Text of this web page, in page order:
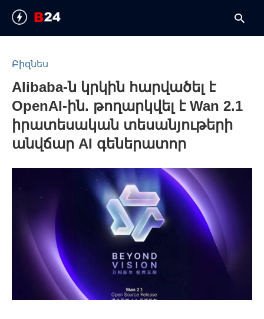
Բիզնես
Alibaba-ն կրկին հարվածել է
OpenAI-ին. թողարկվել է Wan 2.1
իրատեսական տեսանյութերի
անվճար AI գեներատոր